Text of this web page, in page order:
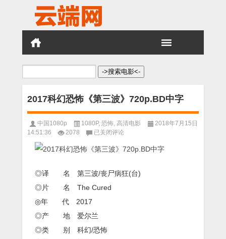
搜
2017科幻恐怖《第三波》720p.BD中字
中国1080p 1080P, 恐怖 高清电影
2018年7月15日
14:51:36
2078
2017
幻
《第
三
中
已关闭评论
◎译 名 第三波/丧尸病狂(台)
◎片 名 The Cured
◎年 代 2017
◎产 地 爱尔兰
◎类 别 科幻/恐怖